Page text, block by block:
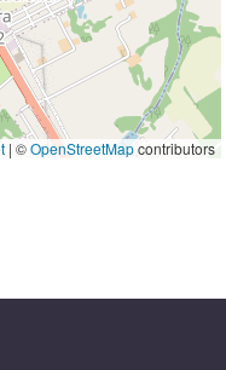
| ©OpenStreetMapcontributors